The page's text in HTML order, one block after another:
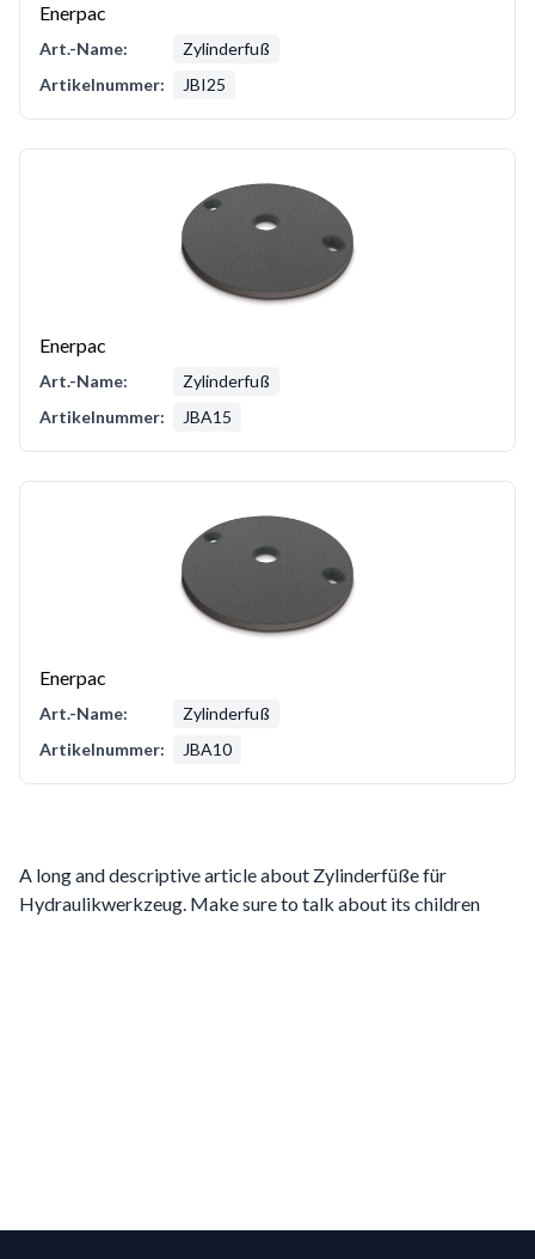
Enerpac
Art.-Name:
Zylinderfuß
Artikelnummer:
JBI25
Enerpac
Art.-Name:
Zylinderfuß
Artikelnummer:
JBA15
Enerpac
Art.-Name:
Zylinderfuß
Artikelnummer:
JBA10
A long and descriptive article about Zylinderfüße für
Hydraulikwerkzeug. Make sure to talk about its children